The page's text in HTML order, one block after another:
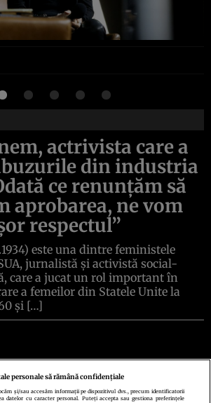
actrivista care a
din industria
ce renunțăm să
aprobarea, ne vom
respectul”
este una dintre feministele
jurnalistă și activistă social-
care a jucat un rol important în
a femeilor din Statele Unite la
și […]
personale să rămână confidențiale
și/sau accesăm informații pe dispozitivul dvs., precum identificatorii
datelor cu caracter personal. Puteți accepta sau gestiona preferințele